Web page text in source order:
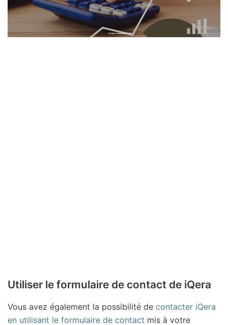
Utiliser le formulaire de contact de iQera
Vous avez également la possibilité de contacter iQera
en utilisant le formulaire de contact mis à votre